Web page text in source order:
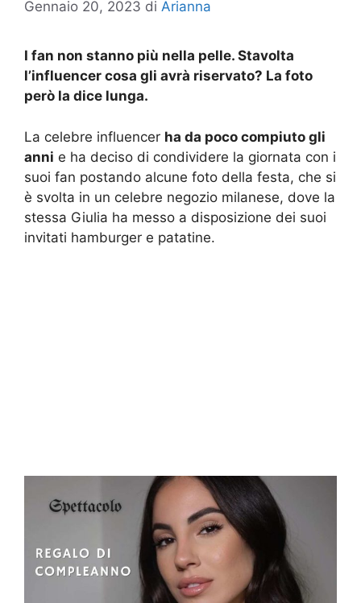
Gennaio 20, 2023 di Arianna
I fan non stanno più nella pelle. Stavolta
l’influencer cosa gli avrà riservato? La foto
però la dice lunga.
La celebre influencer ha da poco compiuto gli
anni e ha deciso di condividere la giornata con i
suoi fan postando alcune foto della festa, che si
è svolta in un celebre negozio milanese, dove la
stessa Giulia ha messo a disposizione dei suoi
invitati hamburger e patatine.